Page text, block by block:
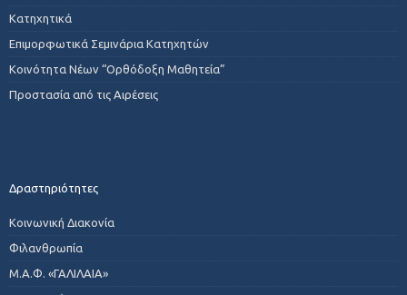
Κατηχητικά
Επιμορφωτικά Σεμινάρια Κατηχητών
Κοινότητα Νέων “Ορθόδοξη Μαθητεία”
Προστασία από τις Αιρέσεις
Δραστηριότητες
Κοινωνική Διακονία
Φιλανθρωπία
Μ.Α.Φ. «ΓΑΛΙΛΑΙΑ»